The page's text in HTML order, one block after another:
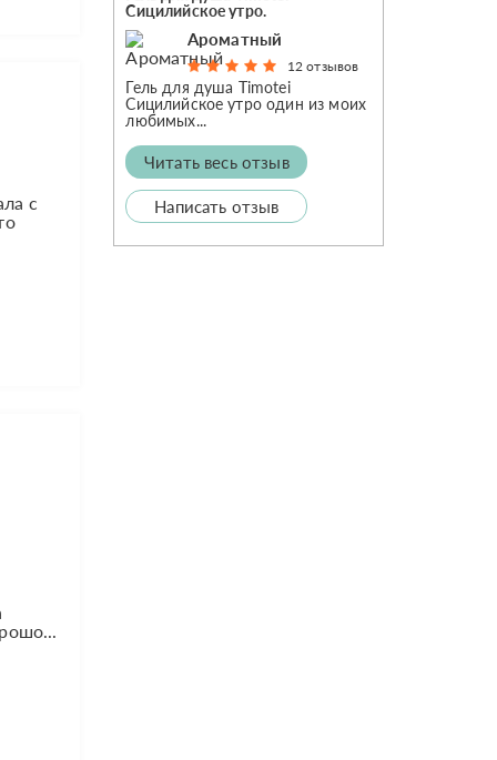
с
Сицилийское утро.
Ароматный
12 отзывов
Гель для душа Timotei
Сицилийское утро один из моих
любимых...
Читать весь отзыв
Написать отзыв